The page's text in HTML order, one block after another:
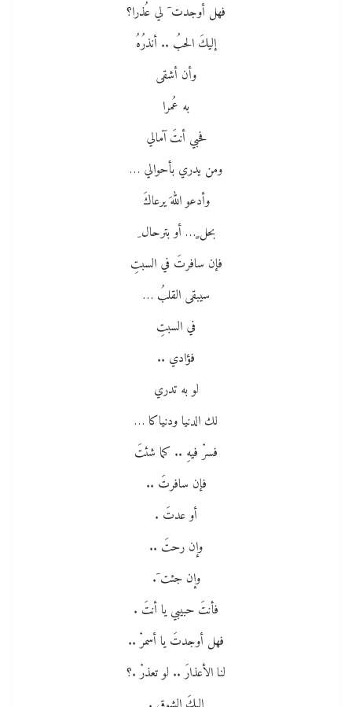
فهل أوجدت َ لي عُذرا؟
إليكَ الحبُ .. أنذرُهُ
وأن أشقى
به عُمرا
فحبي أنتَ آمالي
ومن يدري بأحوالي …
وأدعو اللهَ يرعاكَ
بحل ٍ… أو بترحال ِ
فإن سافرتَ في السبتِ
سيبقى القلبُ …
في السبتِ
فؤادي ..
لو به تدري
لك الدنيا ودنياكا …
فسرْ فيهِ .. كما شئتَ
فإن سافرتَ ..
أو عدتَ .
وإن رحتَ ..
وإن جئت َ.
فأنتَ حبيبي يا أنتَ .
فهل أوجدتَ يا أسمرْ ..
لنا الأعذارَ .. لو تعذرْ .؟